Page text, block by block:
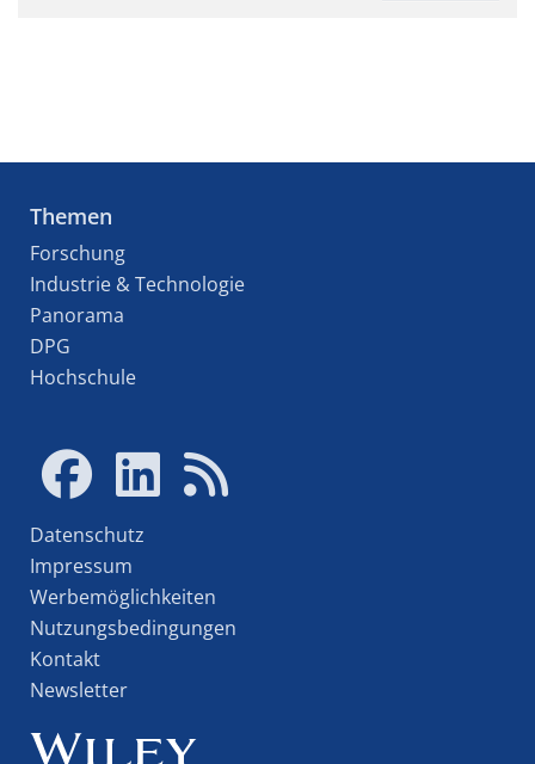
Themen
Forschung
Industrie & Technologie
Panorama
DPG
Hochschule
Datenschutz
Impressum
Werbemöglichkeiten
Nutzungsbedingungen
Kontakt
Newsletter